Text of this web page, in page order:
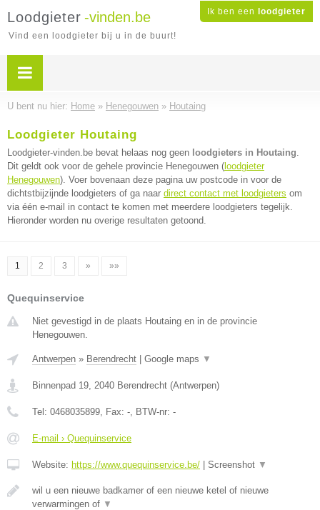
Ik ben een loodgieter
Loodgieter -vinden.be
Vind een loodgieter bij u in de buurt!
U bent nu hier: Home » Henegouwen » Houtaing
Loodgieter Houtaing
Loodgieter-vinden.be bevat helaas nog geen loodgieters in Houtaing.
Dit geldt ook voor de gehele provincie Henegouwen ( loodgieter
Henegouwen). Voer bovenaan deze pagina uw postcode in voor de
dichtstbijzijnde loodgieters of ga naar direct contact met loodgieters om
via één e-mail in contact te komen met meerdere loodgieters tegelijk.
Hieronder worden nu overige resultaten getoond.
1 2 3 » »»
Quequinservice
Niet gevestigd in de plaats Houtaing en in de provincie
Henegouwen.
Antwerpen » Berendrecht Google maps ▼
Binnenpad 19, 2040 Berendrecht (Antwerpen)
Tel: 0468035899, Fax: -, BTW-nr: -
E-mail › Quequinservice
Website: https://www.quequinservice.be/ Screenshot ▼
wil u een nieuwe badkamer of een nieuwe ketel of nieuwe
verwarmingen of ▼